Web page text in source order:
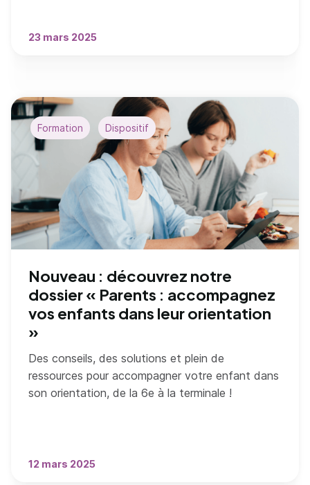
23 mars 2025
Nouveau : découvrez notre
dossier « Parents : accompagnez
vos enfants dans leur orientation
»
Des conseils, des solutions et plein de
ressources pour accompagner votre enfant dans
son orientation, de la 6e à la terminale !
12 mars 2025
Formation Dispositif